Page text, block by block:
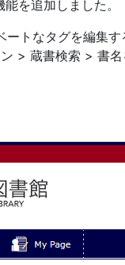
を追加しました。
トなタグを編集す
> 蔵書検索 > 書